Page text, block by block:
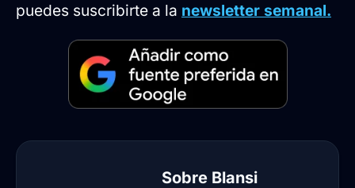
puedes suscribirte a la newsletter semanal.
Sobre Blansi